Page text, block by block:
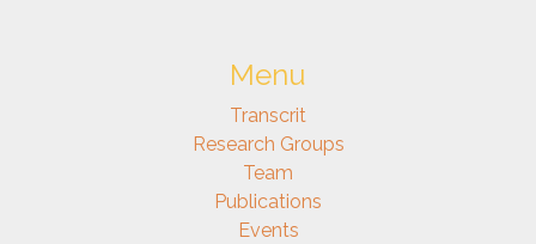
Menu
Transcrit
Research Groups
Team
Publications
Events